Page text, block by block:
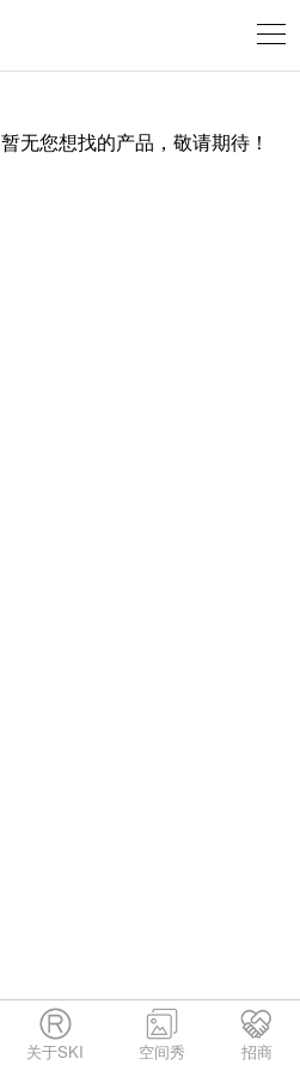
暂无您想找的产品，敬请期待！
关于SKI 空间秀 招商